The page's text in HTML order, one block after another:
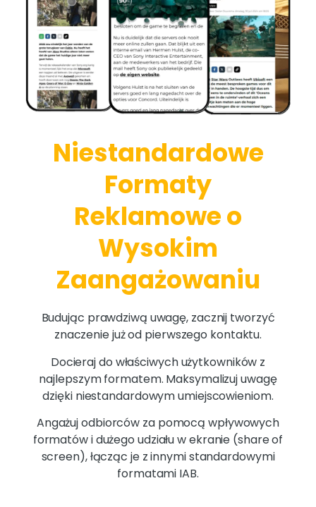
Niestandardowe
Formaty
Reklamowe o
Wysokim
Zaangażowaniu
Budując prawdziwą uwagę, zacznij tworzyć
znaczenie już od pierwszego kontaktu.
Docieraj do właściwych użytkowników z
najlepszym formatem. Maksymalizuj uwagę
dzięki niestandardowym umiejscowieniom.
Angażuj odbiorców za pomocą wpływowych
formatów i dużego udziału w ekranie (share of
screen), łącząc je z innymi standardowymi
formatami IAB.